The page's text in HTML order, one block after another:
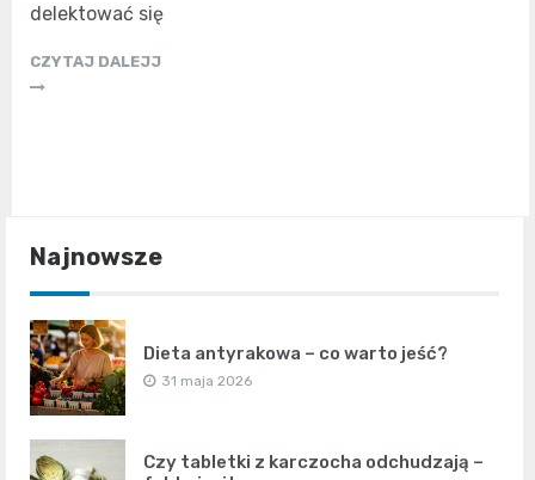
delektować się
CZYTAJ DALEJJ
Najnowsze
Dieta antyrakowa – co warto jeść?
31 maja 2026
Czy tabletki z karczocha odchudzają –